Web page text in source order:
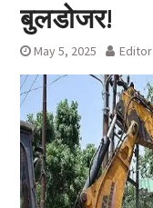
बुलडोजर!
May 5, 2025 Editor